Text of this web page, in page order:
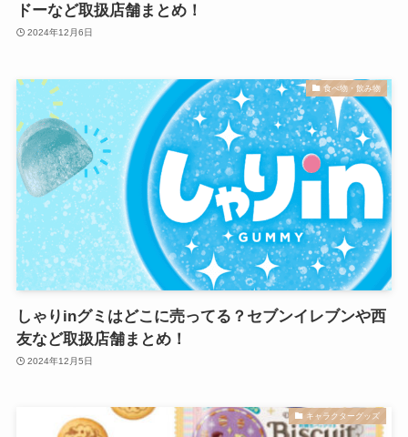
ドーなど取扱店舗まとめ！
2024年12月6日
食べ物・飲み物
しゃりinグミはどこに売ってる？セブンイレブンや西
友など取扱店舗まとめ！
2024年12月5日
キャラクターグッズ